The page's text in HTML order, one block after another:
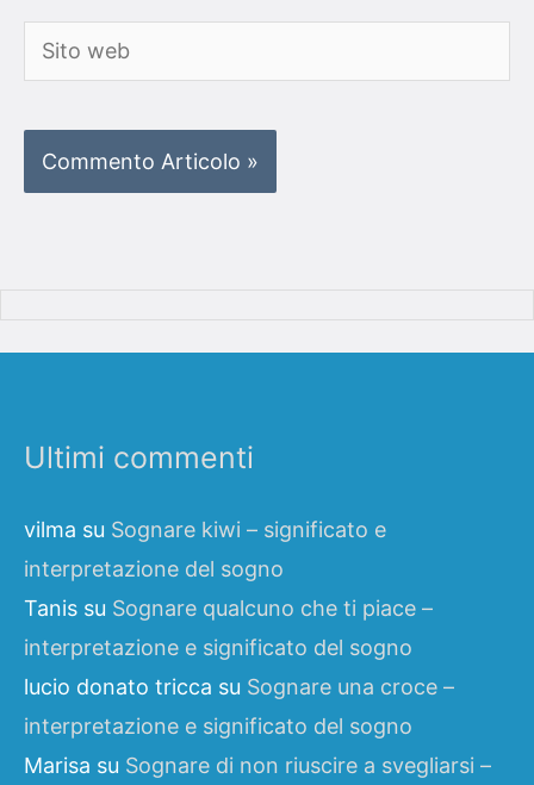
Sito
web
Ultimi commenti
vilma su Sognare kiwi – significato e
interpretazione del sogno
Tanis su Sognare qualcuno che ti piace –
interpretazione e significato del sogno
lucio donato tricca su Sognare una croce –
interpretazione e significato del sogno
Marisa su Sognare di non riuscire a svegliarsi –